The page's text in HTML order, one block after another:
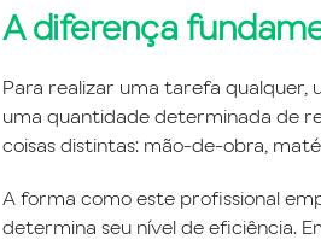
A diferença
Para realizar uma tarefa qualquer,
uma quantidade determinada de
coisas distintas: mão-de-obra,
A forma como este profissional
determina seu nível de eficiência.